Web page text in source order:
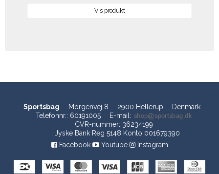
Vis produkt
Sportsbag Morgenvej 8 2900 Hellerup
Denmark
Telefonnr.: 60191005 E-mail:
CVR-nummer: 36234199
: Jyske Bank Reg 5148 Konto 001679390
Facebook
Youtube Instagram